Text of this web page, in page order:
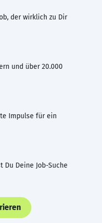
der wirklich zu Dir
und über 20.000
Impulse für ein
Deine Job-Suche